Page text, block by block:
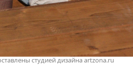
студией дизайна artzona.ru